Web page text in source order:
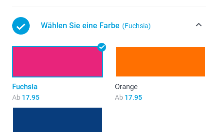
Wählen Sie eine Farbe (Fuchsia)
Fuchsia
Ab 17.95
Orange
Ab 17.95